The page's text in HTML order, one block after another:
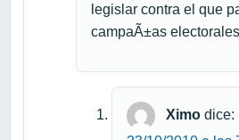
legislar contra el que
campaÃ±as
Ximo dice: